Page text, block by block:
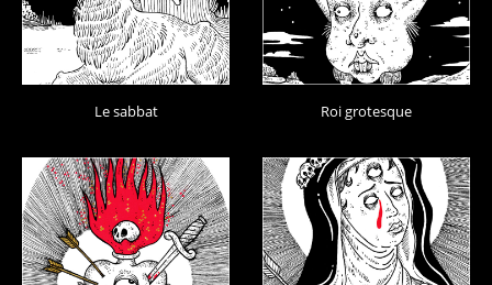
Le sabbat Roi grotesque